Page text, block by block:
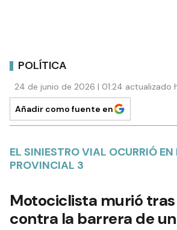
POLÍTICA
24 de junio de 2026 | 01:24 actualizado
Añadir como fuente en
EL SINIESTRO VIAL OCURRIÓ EN
PROVINCIAL 3
Motociclista murió
contra la barrera de